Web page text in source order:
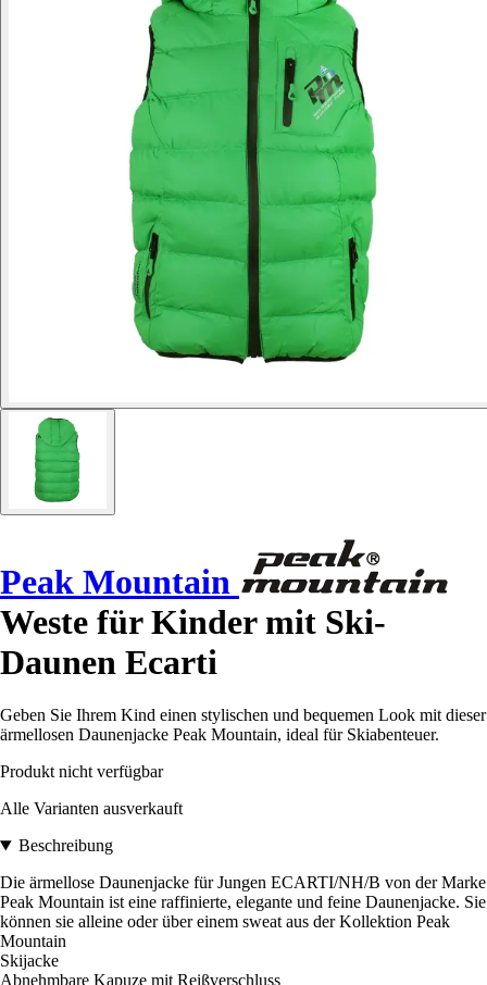
Peak Mountain
Weste für Kinder mit Ski-
Daunen Ecarti
Geben Sie Ihrem Kind einen stylischen und bequemen Look mit dieser
ärmellosen Daunenjacke Peak Mountain, ideal für Skiabenteuer.
Produkt nicht verfügbar
Alle Varianten ausverkauft
Beschreibung
Die ärmellose Daunenjacke für Jungen ECARTI/NH/B von der Marke
Peak Mountain ist eine raffinierte, elegante und feine Daunenjacke. Sie
können sie alleine oder über einem sweat aus der Kollektion Peak
Mountain
Skijacke
Abnehmbare Kapuze mit Reißverschluss